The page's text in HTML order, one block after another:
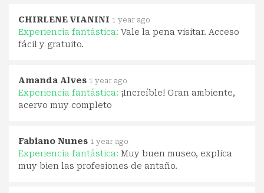
CHIRLENE VIANINI 1 year ago
Experiencia fantástica: Vale la pena visitar. Acceso
fácil y gratuito.
Amanda Alves 1 year ago
Experiencia fantástica: ¡Increíble! Gran ambiente,
acervo muy completo
Fabiano Nunes 1 year ago
Experiencia fantástica: Muy buen museo, explica
muy bien las profesiones de antaño.